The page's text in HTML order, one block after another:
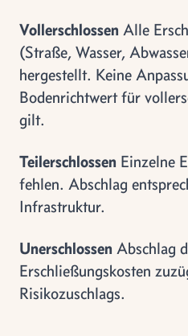
Vollerschlossen Alle
(Straße, Wasser,
hergestellt. Keine
Bodenrichtwert für
gilt.
Teilerschlossen Einzelne
fehlen. Abschlag
Infrastruktur.
Unerschlossen Abschlag
Erschließungskosten
Risikozuschlags.